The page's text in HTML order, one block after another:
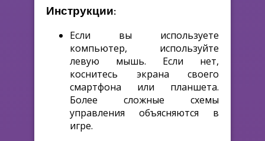
Инструкции:
Если вы используете
компьютер, используйте
левую мышь. Если нет,
коснитесь экрана своего
смартфона или планшета.
Более сложные схемы
управления объясняются в
игре.